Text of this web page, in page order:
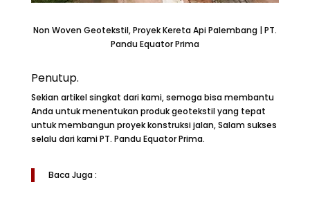
Non Woven Geotekstil, Proyek Kereta Api Palembang | PT.
Pandu Equator Prima
Penutup.
Sekian artikel singkat dari kami, semoga bisa membantu
Anda untuk menentukan produk geotekstil yang tepat
untuk membangun proyek konstruksi jalan, Salam sukses
selalu dari kami PT. Pandu Equator Prima.
Baca Juga :